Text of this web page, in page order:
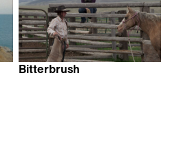
Bitterbrush